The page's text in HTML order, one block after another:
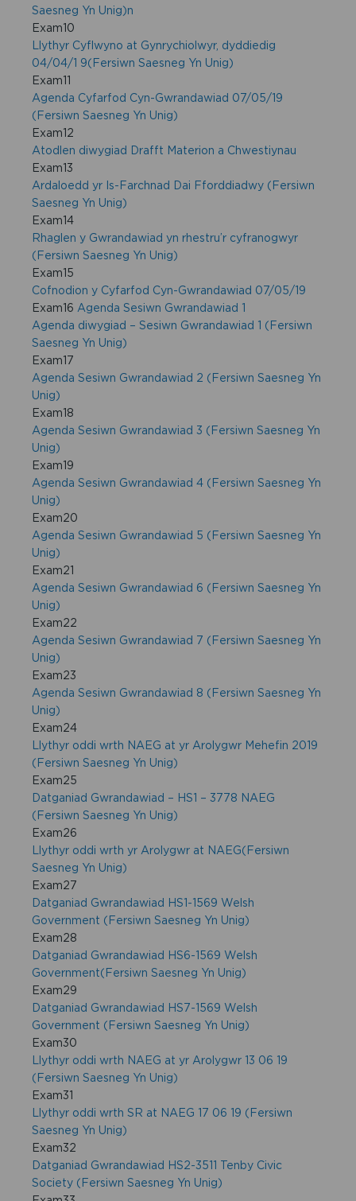
Saesneg Yn Unig)n
Exam10
Llythyr Cyflwyno at Gynrychiolwyr, dyddiedig
04/04/1 9(Fersiwn Saesneg Yn Unig)
Exam11
Agenda Cyfarfod Cyn-Gwrandawiad 07/05/19
(Fersiwn Saesneg Yn Unig)
Exam12
Atodlen diwygiad Drafft Materion a Chwestiynau
Exam13
Ardaloedd yr Is-Farchnad Dai Fforddiadwy (Fersiwn
Saesneg Yn Unig)
Exam14
Rhaglen y Gwrandawiad yn rhestru’r cyfranogwyr
(Fersiwn Saesneg Yn Unig)
Exam15
Cofnodion y Cyfarfod Cyn-Gwrandawiad 07/05/19
Exam16 Agenda Sesiwn Gwrandawiad 1
Agenda diwygiad – Sesiwn Gwrandawiad 1 (Fersiwn
Saesneg Yn Unig)
Exam17
Agenda Sesiwn Gwrandawiad 2 (Fersiwn Saesneg Yn
Unig)
Exam18
Agenda Sesiwn Gwrandawiad 3 (Fersiwn Saesneg Yn
Unig)
Exam19
Agenda Sesiwn Gwrandawiad 4 (Fersiwn Saesneg Yn
Unig)
Exam20
Agenda Sesiwn Gwrandawiad 5 (Fersiwn Saesneg Yn
Unig)
Exam21
Agenda Sesiwn Gwrandawiad 6 (Fersiwn Saesneg Yn
Unig)
Exam22
Agenda Sesiwn Gwrandawiad 7 (Fersiwn Saesneg Yn
Unig)
Exam23
Agenda Sesiwn Gwrandawiad 8 (Fersiwn Saesneg Yn
Unig)
Exam24
Llythyr oddi wrth NAEG at yr Arolygwr Mehefin 2019
(Fersiwn Saesneg Yn Unig)
Exam25
Datganiad Gwrandawiad – HS1 – 3778 NAEG
(Fersiwn Saesneg Yn Unig)
Exam26
Llythyr oddi wrth yr Arolygwr at NAEG(Fersiwn
Saesneg Yn Unig)
Exam27
Datganiad Gwrandawiad HS1-1569 Welsh
Government (Fersiwn Saesneg Yn Unig)
Exam28
Datganiad Gwrandawiad HS6-1569 Welsh
Government(Fersiwn Saesneg Yn Unig)
Exam29
Datganiad Gwrandawiad HS7-1569 Welsh
Government (Fersiwn Saesneg Yn Unig)
Exam30
Llythyr oddi wrth NAEG at yr Arolygwr 13 06 19
(Fersiwn Saesneg Yn Unig)
Exam31
Llythyr oddi wrth SR at NAEG 17 06 19 (Fersiwn
Saesneg Yn Unig)
Exam32
Datganiad Gwrandawiad HS2-3511 Tenby Civic
Society (Fersiwn Saesneg Yn Unig)